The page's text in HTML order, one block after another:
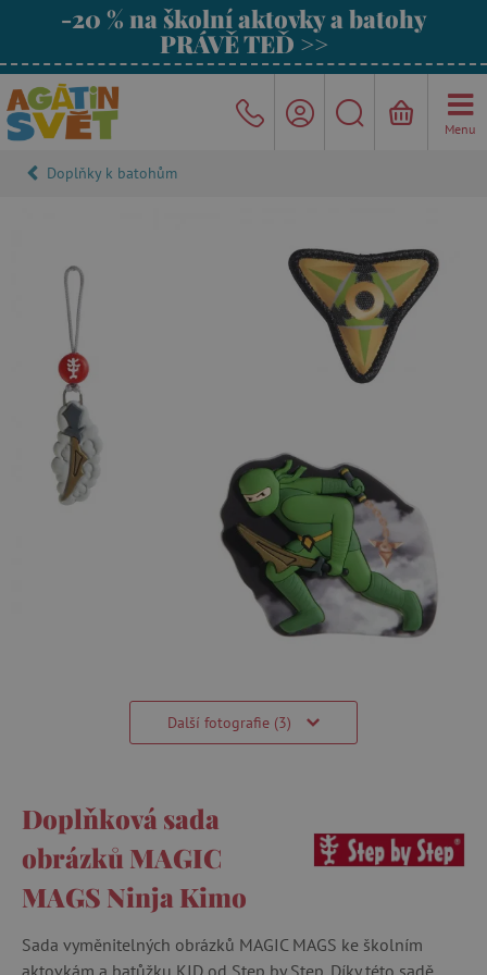
-20 % na školní aktovky a batohy
PRÁVĚ TEĎ >>
Menu
Doplňky k batohům
Další fotografie (3)
Doplňková sada
obrázků MAGIC
MAGS Ninja Kimo
Sada vyměnitelných obrázků MAGIC MAGS ke školním
aktovkám a batůžku KID od Step by Step. Díky této sadě